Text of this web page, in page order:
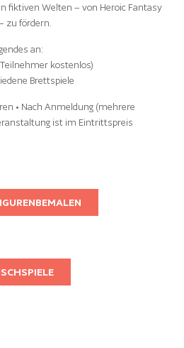
fiktiven Welten – von Heroic Fantasy
zu fördern.
an:
kostenlos)
Brettspiele
• Nach Anmeldung (mehrere
ist im Eintrittspreis